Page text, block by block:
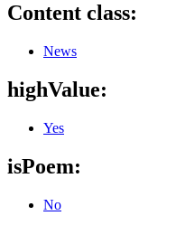
Content class:
News
highValue:
Yes
isPoem:
No